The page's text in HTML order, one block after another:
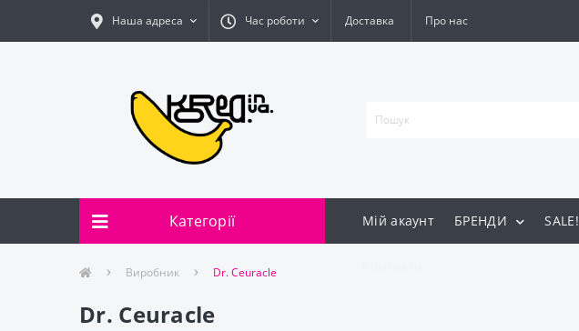
Наша адреса Час роботи Доставка Про нас
Категорії Мій акаунт БРЕНДИ SALE!
Виробник Dr. Ceuracle
Dr. Ceuracle